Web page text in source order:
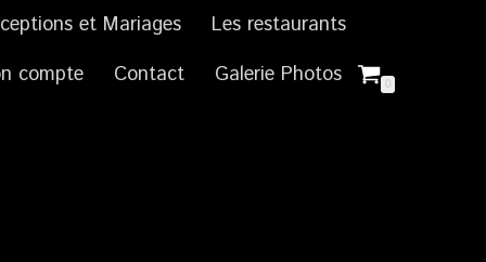
et Mariages
Les restaurants
compte
Contact Galerie Photos 0